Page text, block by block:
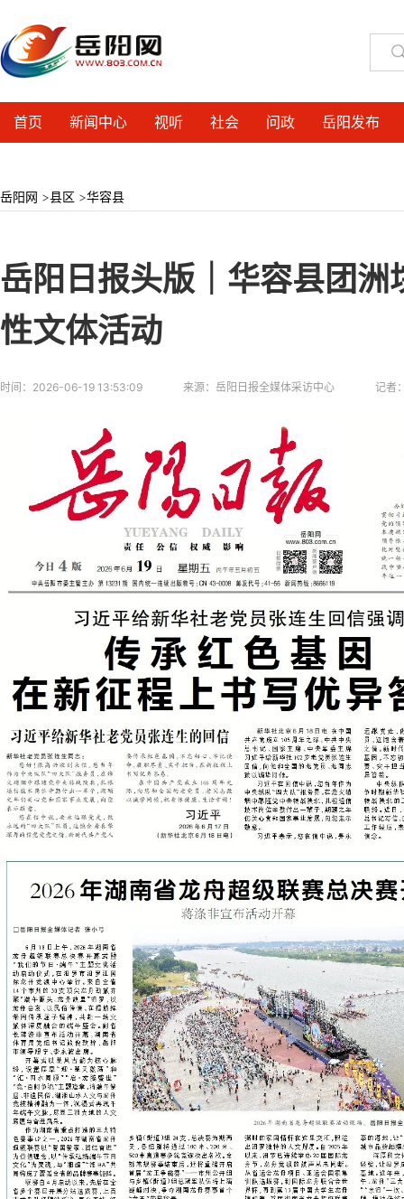
首页 新闻中心 视听 社会 问政 岳阳发布
岳阳网 >县区 >华容县
岳阳日报头版｜华容县团
性文体活动
时间： 2026-06-19 13:53:09 来源： 岳阳日报全媒体采访中心 记者